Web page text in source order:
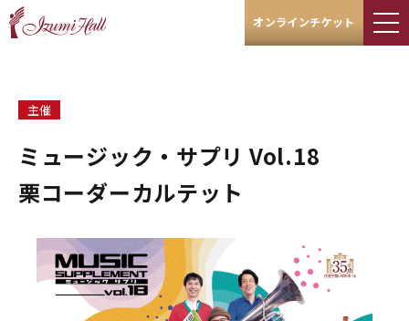
オンラインチケット
主催
ミュージック・サプリ Vol.18
栗コーダーカルテット